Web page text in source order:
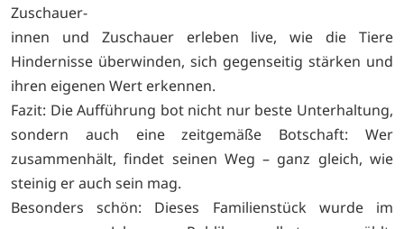
Zuschauer-
innen und Zuschauer erleben live, wie die Tiere
Hindernisse überwinden, sich gegenseitig stärken und
ihren eigenen Wert erkennen.
Fazit: Die Aufführung bot nicht nur beste Unterhaltung,
sondern auch eine zeitgemäße Botschaft: Wer
zusammenhält, findet seinen Weg – ganz gleich, wie
steinig er auch sein mag.
Besonders schön: Dieses Familienstück wurde im